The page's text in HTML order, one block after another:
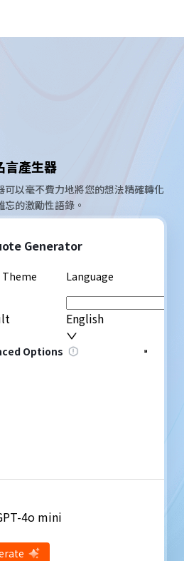
言產生器
以毫不費力地將您的想法精確轉化
忘的激勵性語錄。
Generator
Theme Language
English
Options
4o mini